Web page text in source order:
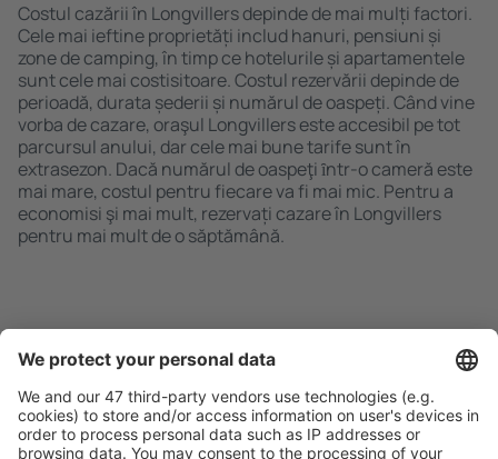
Costul cazării în Longvillers depinde de mai mulți factori.
Cele mai ieftine proprietăți includ hanuri, pensiuni și
zone de camping, în timp ce hotelurile și apartamentele
sunt cele mai costisitoare. Costul rezervării depinde de
perioadă, durata șederii și numărul de oaspeți. Când vine
vorba de cazare, oraşul Longvillers este accesibil pe tot
parcursul anului, dar cele mai bune tarife sunt în
extrasezon. Dacă numărul de oaspeţi ȋntr-o cameră este
mai mare, costul pentru fiecare va fi mai mic. Pentru a
economisi şi mai mult, rezervați cazare în Longvillers
pentru mai mult de o săptămână.
Caută rapid şi uşor
Ofertă adaptată aşteptărilor tale.
Planifică ȋn siguranţă